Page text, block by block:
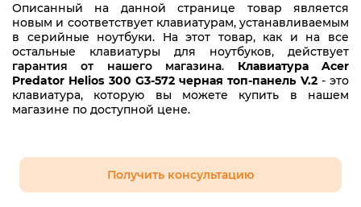
Описанный на данной странице товар является
новым и соответствует клавиатурам, устанавливаемым
в серийные ноутбуки. На этот товар, как и на все
остальные клавиатуры для ноутбуков, действует
гарантия от нашего магазина. Клавиатура Acer
Predator Helios 300 G3-572 черная топ-панель V.2- это
клавиатура, которую вы можете купить в нашем
магазине по доступной цене.
Получить консультацию